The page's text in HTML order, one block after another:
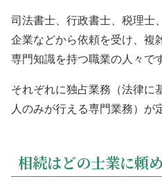
司法書士、行政書士、税理士
企業などから依頼を受け、複
専門知識を持つ職業の人々で
それぞれに独占業務（法律に
人のみが行える専門業務）が
相続はどの士業に頼